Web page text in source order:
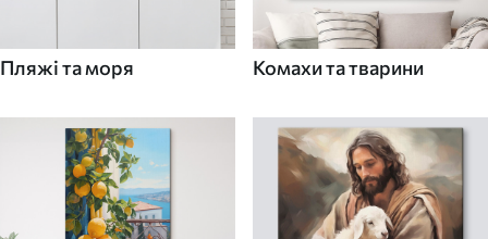
Пляжі та моря Комахи та тварини